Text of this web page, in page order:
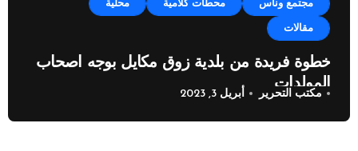
مجتمع وناس محطات كلامية محلية
مقالات
خطوة فريدة من بلدية زوق مكايل بوجه اصحاب
المولدات
مكتب التحرير أبريل 3, 2023